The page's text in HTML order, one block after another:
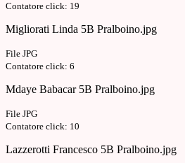
Contatore click: 19
Migliorati Linda 5B Pralboino.jpg
File JPG
Contatore click: 6
Mdaye Babacar 5B Pralboino.jpg
File JPG
Contatore click: 10
Lazzerotti Francesco 5B Pralboino.jpg